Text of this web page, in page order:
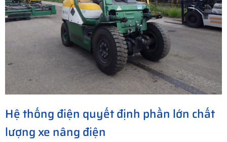
Hệ thống điện quyết định phần lớn chất
lượng xe nâng điện